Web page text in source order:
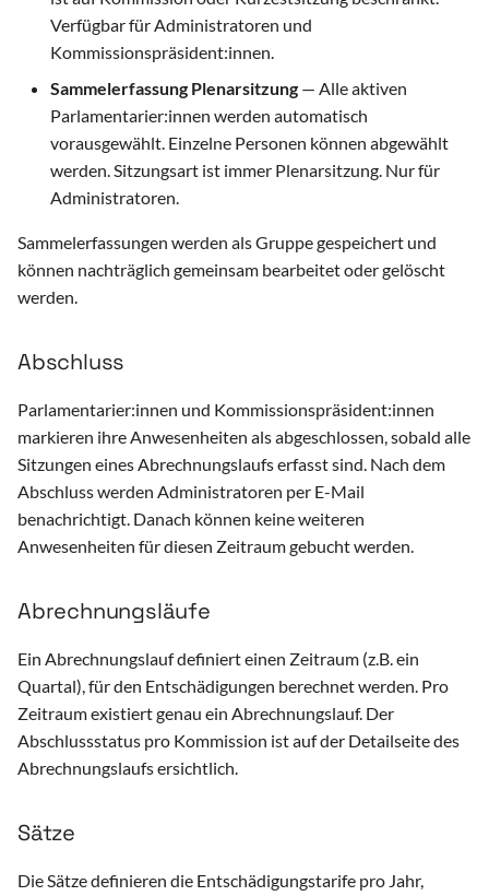
Verfügbar für Administratoren und
Kommissionspräsident:innen.
Sammelerfassung Plenarsitzung — Alle aktiven
Parlamentarier:innen werden automatisch
vorausgewählt. Einzelne Personen können abgewählt
werden. Sitzungsart ist immer Plenarsitzung. Nur für
Administratoren.
Sammelerfassungen werden als Gruppe gespeichert und
können nachträglich gemeinsam bearbeitet oder gelöscht
werden.
Abschluss
Parlamentarier:innen und Kommissionspräsident:innen
markieren ihre Anwesenheiten als abgeschlossen, sobald alle
Sitzungen eines Abrechnungslaufs erfasst sind. Nach dem
Abschluss werden Administratoren per E-Mail
benachrichtigt. Danach können keine weiteren
Anwesenheiten für diesen Zeitraum gebucht werden.
Abrechnungsläufe
Ein Abrechnungslauf definiert einen Zeitraum (z.B. ein
Quartal), für den Entschädigungen berechnet werden. Pro
Zeitraum existiert genau ein Abrechnungslauf. Der
Abschlussstatus pro Kommission ist auf der Detailseite des
Abrechnungslaufs ersichtlich.
Sätze
Die Sätze definieren die Entschädigungstarife pro Jahr,